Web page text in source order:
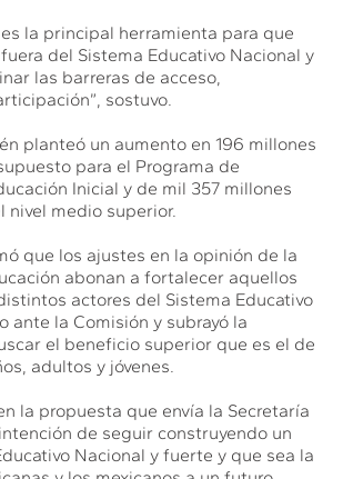
la principal herramienta para que
del Sistema Educativo Nacional y
las barreras de acceso,
sostuvo.
planteó un aumento en 196 millones
para el Programa de
Inicial y de mil 357 millones
nivel medio superior.
que los ajustes en la opinión de la
abonan a fortalecer aquellos
actores del Sistema Educativo
ante la Comisión y subrayó la
el beneficio superior que es el de
adultos y jóvenes.
la propuesta que envía la Secretaría
de seguir construyendo un
Nacional y fuerte y que sea la